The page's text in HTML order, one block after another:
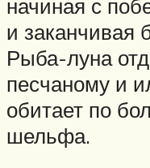
начиная с
и заканчивая
Рыба-луна
песчаному и
обитает по
шельфа.